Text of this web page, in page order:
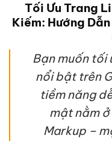
Tối Ưu Trang
Kiếm: Hướng
Bạn muốn tối
nổi bật trên
tiềm năng
mật nằm ở
Markup –